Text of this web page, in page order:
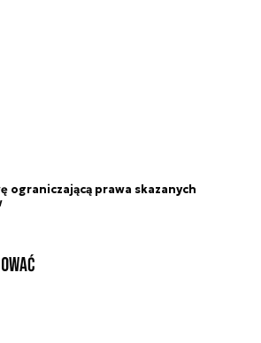
ograniczającą prawa skazanych